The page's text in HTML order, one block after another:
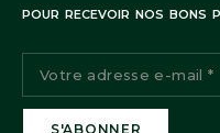
Notre service client reste
POUR RECEVOIR NOS BONS